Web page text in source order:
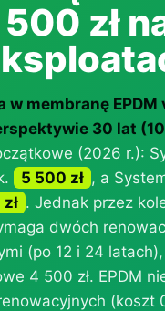
500 zł
w membranę EPDM
30 lat
(2026 r.):
5 500 zł , a
. Jednak przez
dwóch
(po 12 i 24
4 500 zł. EPDM
(koszt